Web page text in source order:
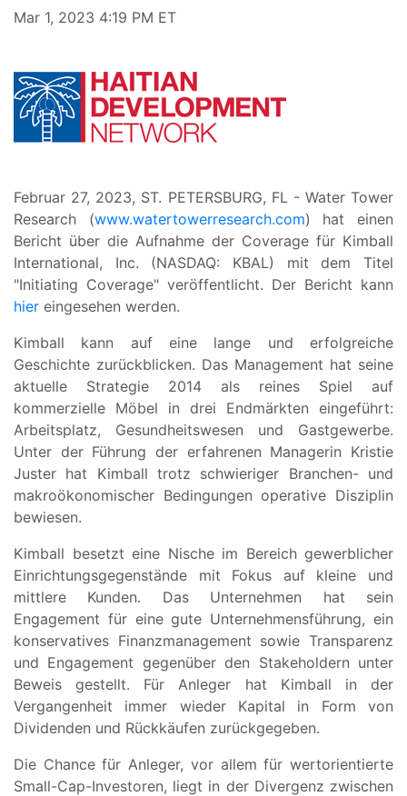
Mar 1, 2023 4:19 PM ET
Februar 27, 2023, ST. PETERSBURG, FL - Water Tower
Research (www.watertowerresearch.com) hat einen
Bericht über die Aufnahme der Coverage für Kimball
International, Inc. (NASDAQ: KBAL) mit dem Titel
"Initiating Coverage" veröffentlicht. Der Bericht kann
hier eingesehen werden.
Kimball kann auf eine lange und erfolgreiche
Geschichte zurückblicken. Das Management hat seine
aktuelle Strategie 2014 als reines Spiel auf
kommerzielle Möbel in drei Endmärkten eingeführt:
Arbeitsplatz, Gesundheitswesen und Gastgewerbe.
Unter der Führung der erfahrenen Managerin Kristie
Juster hat Kimball trotz schwieriger Branchen- und
makroökonomischer Bedingungen operative Disziplin
bewiesen.
Kimball besetzt eine Nische im Bereich gewerblicher
Einrichtungsgegenstände mit Fokus auf kleine und
mittlere Kunden. Das Unternehmen hat sein
Engagement für eine gute Unternehmensführung, ein
konservatives Finanzmanagement sowie Transparenz
und Engagement gegenüber den Stakeholdern unter
Beweis gestellt. Für Anleger hat Kimball in der
Vergangenheit immer wieder Kapital in Form von
Dividenden und Rückkäufen zurückgegeben.
Die Chance für Anleger, vor allem für wertorientierte
Small-Cap-Investoren, liegt in der Divergenz zwischen